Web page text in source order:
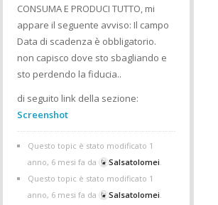
CONSUMA E PRODUCI TUTTO, mi
appare il seguente avviso: Il campo
Data di scadenza è obbligatorio.
non capisco dove sto sbagliando e
sto perdendo la fiducia..
di seguito link della sezione:
Screenshot
Questo topic è stato modificato 1
anno, 6 mesi fa da
Salsatolomei.
Questo topic è stato modificato 1
anno, 6 mesi fa da
Salsatolomei.